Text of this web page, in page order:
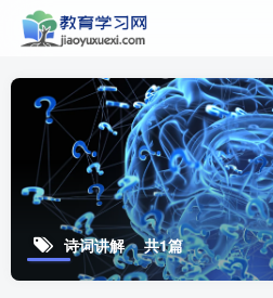
诗词讲解 共1篇